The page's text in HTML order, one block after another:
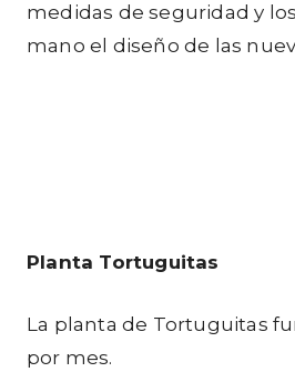
medidas de seguridad y
mano el diseño de las
Planta Tortuguitas
La planta de Tortuguitas
por mes.